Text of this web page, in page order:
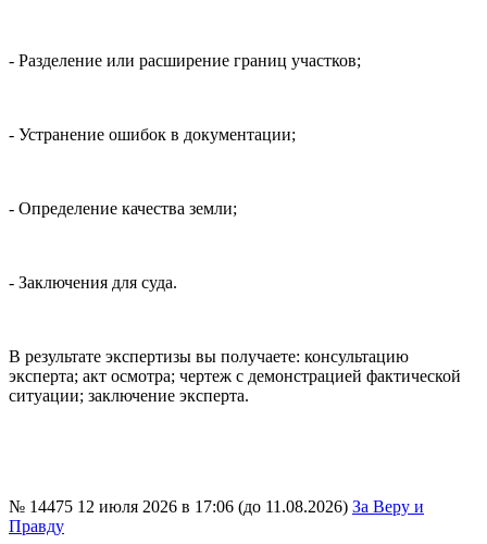
- Разделение или расширение границ участков;
- Устранение ошибок в документации;
- Определение качества земли;
- Заключения для суда.
В результате экспертизы вы получаете: консультацию
эксперта; акт осмотра; чертеж с демонстрацией фактической
ситуации; заключение эксперта.
№ 14475 12 июля 2026 в 17:06 (до 11.08.2026) За Веру и
Правду